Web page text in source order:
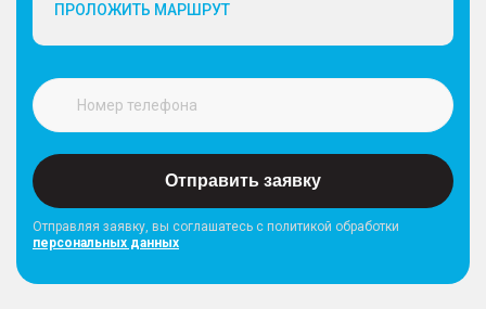
ПРОЛОЖИТЬ МАРШРУТ
Отправить заявку
Отправляя заявку, вы соглашатесь с политикой обработки
персональных данных